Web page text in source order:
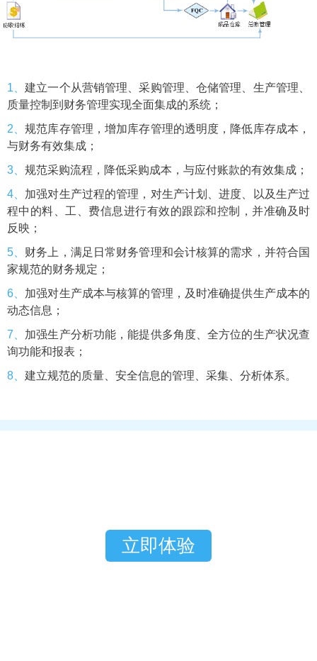
1、建立一个从营销管理、采购管理、仓储管理、生产管理、
质量控制到财务管理实现全面集成的系统；
2、规范库存管理，增加库存管理的透明度，降低库存成本，
与财务有效集成；
3、 规范采购流程，降低采购成本，与应付账款的有效集成；
4、 加强对生产过程的管理，对生产计划、进度、以及生产过
程中的料、工、费信息进行有效的跟踪和控制，并准确及时
反映；
5、 财务上，满足日常财务管理和会计核算的需求，并符合国
家规范的财务规定；
6、 加强对生产成本与核算的管理，及时准确提供生产成本的
动态信息；
7、 加强生产分析功能，能提供多角度、全方位的生产状况查
询功能和报表；
8、 建立规范的质量、安全信息的管理、采集、分析体系。
立即体验